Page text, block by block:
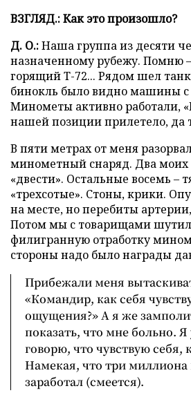
ВЗГЛЯД.: Как это произошло?
Д. О.:Наша группа из десяти
назначенному рубежу. Помню
горящий Т-72... Рядом шел
бинокль было видно машины с
Минометы активно работали,
нашей позиции прилетело, да
В пяти метрах от меня
минометный снаряд. Два моих
«двести». Остальные восемь –
«трехсотые». Стоны, крики.
на месте, но перебиты
Потом мы с товарищами
филигранную отработку
стороны надо было награды
Прибежали меня
«Командир, как себя
ощущения?» А я же
показать, что мне больно.
говорю, что чувствую себя,
Намекая, что три миллиона
заработал (смеется).